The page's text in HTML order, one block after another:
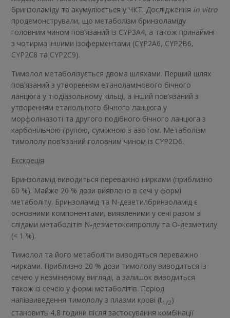
бринзоламіду та акумулюється у ЧКТ. Дослідження іn vitro
продемонстрували, що метаболізм бринзоламіду
головним чином пов’язаний із CYP3A4, а також принаймні
з чотирма іншими ізоферментами (CYP2A6, CYP2B6,
CYP2C8 та CYP2C9).
Тимолол метаболізується двома шляхами. Перший шлях
пов’язаний з утворенням етаноламінового бічного
ланцюга у тіодіазольному кільці, а інший пов’язаний з
утворенням етанольного бічного ланцюга у
морфоліназоті та другого подібного бічного ланцюга з
карбонільною групою, суміжною з азотом. Метаболізм
тимололу пов’язаний головним чином із CYP2D6.
Екскреція
Бринзоламід виводиться переважно нирками (приблизно
60 %). Майже 20 % дози виявлено в сечі у формі
метаболіту. Бринзоламід та N-дезетилбринзоламід є
основними компонентами, виявленими у сечі разом зі
слідами метаболітів N-дезметоксипропілу та О-дезметилу
(< 1 %).
Тимолол та його метаболіти виводяться переважно
нирками. Приблизно 20 % дози тимололу виводиться із
сечею у незміненому вигляді, а залишок виводиться
також із сечею у формі метаболітів. Період
напіввиведення тимололу з плазми крові (t1/2)
становить 4,8 години після застосування комбінації